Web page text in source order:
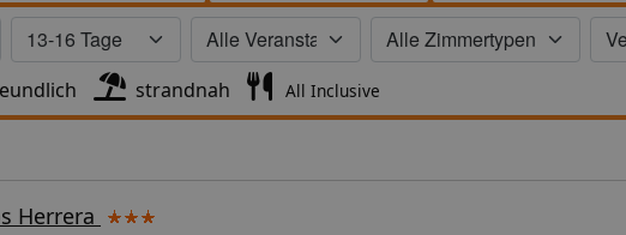
strandnah All Inclusive
Herrera